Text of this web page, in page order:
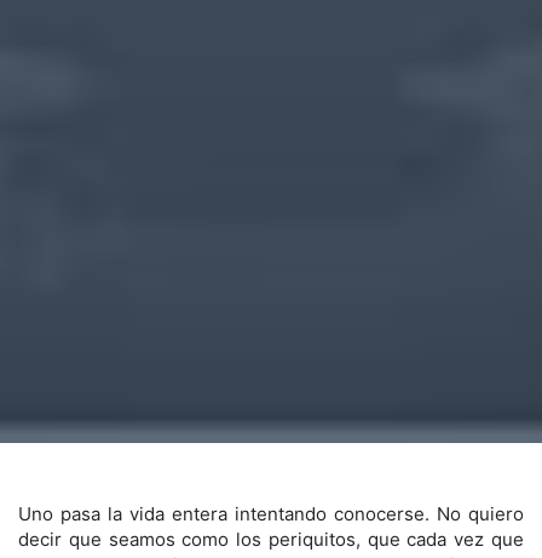
Uno pasa la vida entera intentando conocerse. No quiero
decir que seamos como los periquitos, que cada vez que